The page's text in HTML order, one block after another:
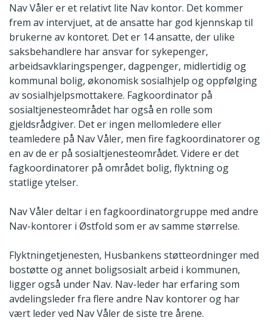
Nav Våler er et relativt lite Nav kontor. Det kommer
frem av intervjuet, at de ansatte har god kjennskap til
brukerne av kontoret. Det er 14 ansatte, der ulike
saksbehandlere har ansvar for sykepenger,
arbeidsavklaringspenger, dagpenger, midlertidig og
kommunal bolig, økonomisk sosialhjelp og oppfølging
av sosialhjelpsmottakere. Fagkoordinator på
sosialtjenesteområdet har også en rolle som
gjeldsrådgiver. Det er ingen mellomledere eller
teamledere på Nav Våler, men fire fagkoordinatorer og
en av de er på sosialtjenesteområdet. Videre er det
fagkoordinatorer på området bolig, flyktning og
statlige ytelser.
Nav Våler deltar i en fagkoordinatorgruppe med andre
Nav-kontorer i Østfold som er av samme størrelse.
Flyktningetjenesten, Husbankens støtteordninger med
bostøtte og annet boligsosialt arbeid i kommunen,
ligger også under Nav. Nav-leder har erfaring som
avdelingsleder fra flere andre Nav kontorer og har
vært leder ved Nav Våler de siste tre årene.